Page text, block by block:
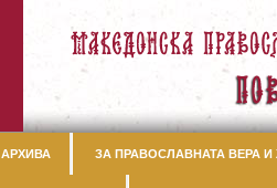
АРХИВА ЗА ПРАВОСЛАВНАТА ВЕРА И